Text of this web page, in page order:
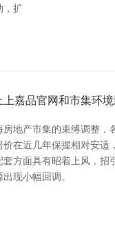
，扩
嘉品官网和市集环
地产市集的束缚调整，
价在近几年保握相对安
套方面具有昭着上风，
现小幅回调。